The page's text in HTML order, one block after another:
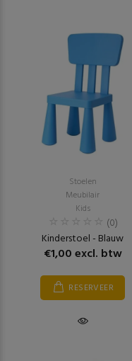
Stoelen
Meubilair
Kids
(0)
Kinderstoel - Blauw
€1,00 excl. btw
RESERVEER